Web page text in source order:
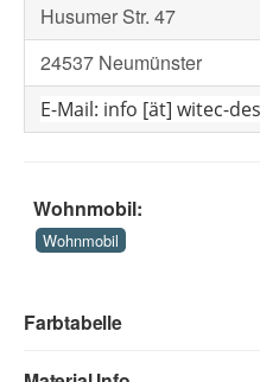
Husumer Str. 47
24537 Neumünster
E-Mail: info [ät] witec-
Wohnmobil:
Wohnmobil
Farbtabelle